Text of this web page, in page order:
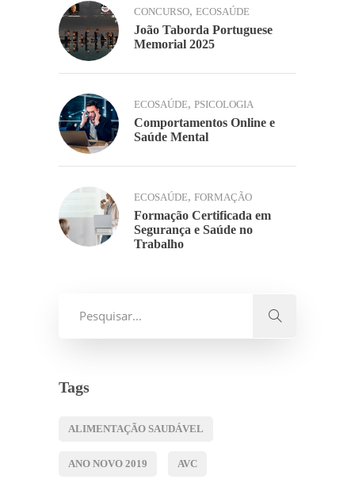
CONCURSO, ECOSAÚDE
João Taborda Portuguese
Memorial 2025
ECOSAÚDE, PSICOLOGIA
Comportamentos Online e
Saúde Mental
ECOSAÚDE, FORMAÇÃO
Formação Certificada em
Segurança e Saúde no
Trabalho
Tags
ALIMENTAÇÃO SAUDÁVEL
ANO NOVO 2019 AVC